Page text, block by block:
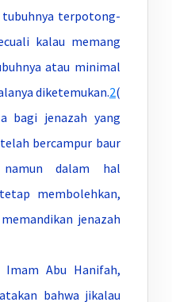
terpotong-
kalau memang
atau minimal
diketemukan.2(
bagi jenazah yang
bercampur baur
namun dalam hal
membolehkan,
jenazah
Imam Abu Hanifah,
bahwa jikalau